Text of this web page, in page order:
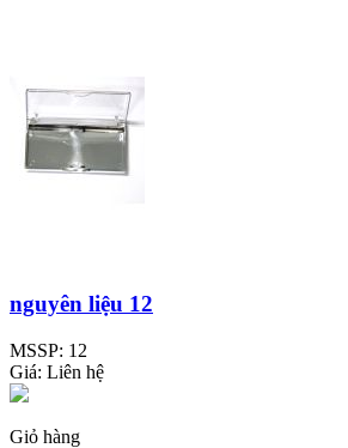
nguyên liệu 12
MSSP: 12
Giá: Liên hệ
Giỏ hàng